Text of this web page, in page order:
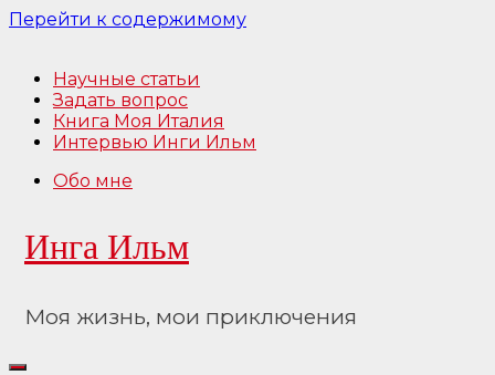
Перейти к содержимому
Научные статьи
Задать вопрос
Книга Моя Италия
Интервью Инги Ильм
Обо мне
Инга Ильм
Моя жизнь, мои приключения